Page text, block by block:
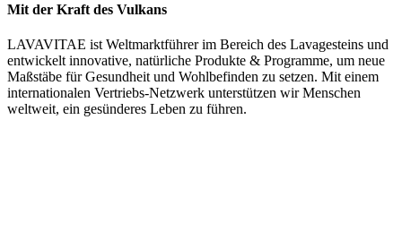
Mit der Kraft des Vulkans
LAVAVITAE ist Weltmarktführer im Bereich des Lavagesteins und
entwickelt innovative, natürliche Produkte & Programme, um neue
Maßstäbe für Gesundheit und Wohlbefinden zu setzen. Mit einem
internationalen Vertriebs-Netzwerk unterstützen wir Menschen
weltweit, ein gesünderes Leben zu führen.